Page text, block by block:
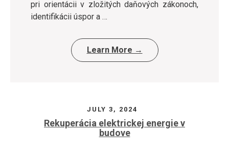
pri orientácii v zložitých daňových zákonoch,
identifikácii úspor a …
Learn More →
JULY 3, 2024
Rekuperácia elektrickej energie v
budove